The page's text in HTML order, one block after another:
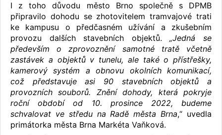
I z toho důvodu město Brno společně s DPMB
připravilo dohodu se zhotovitelem tramvajové trati
ke kampusu o předčasném užívání a zkušebním
provozu dalších stavebních objektů.„Jedná se
především o zprovoznění samotné tratě včetně
zastávek a objektů v tunelu, ale také o přístřešky,
kamerový systém a obnovu okolních komunikací,
což představuje asi 90 stavebních objektů a
provozních souborů. Znění dohody, která pokryje
roční období od 10. prosince 2022, budeme
schvalovat ve středu na Radě města Brna,“ uvedla
primátorka města Brna Markéta Vaňková.